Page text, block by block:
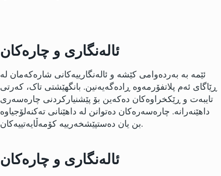
ئالەنگاری و چارەکان
ئێمە بە بەردەوامی کێشە و ئالەنگارییەکانی شارەکەمان لە
ڕێاگای ئەم پلاتفۆرمەوە ڕادەگەیەنین. بانگهێشتی تاک، کەرتی
تایبەت و ڕێکخراوەکان دەکەین بۆ پێشنیارکردنی چارەسەری
داهێنەرانە. چارەسەرەکان دەتوانن لە داهێنانی تەکنەلۆجیاوە
بن یان دەستپێشخەرییە کۆمەڵایەتییەکان.
ئالەنگاری و چارەکان